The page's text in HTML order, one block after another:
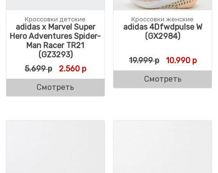
Кроссовки детские
adidas x Marvel Super
Hero Adventures Spider-
Man Racer TR21
(GZ3293)
5.699р Первоначальная цена составляла 5.699
2.560рТекущая цена: 2.560 р.
Смотреть
Кроссовки женские
adidas 4Dfwdpulse W
(GX2984)
19.999р 10.990р
Смотреть